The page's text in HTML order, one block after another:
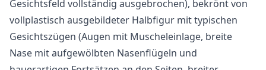
Gesichtsfeld vollständig ausgebrochen), bekrönt von
vollplastisch ausgebildeter Halbfigur mit typischen
Gesichtszügen (Augen mit Muscheleinlage, breite
Nase mit aufgewölbten Nasenflügeln und